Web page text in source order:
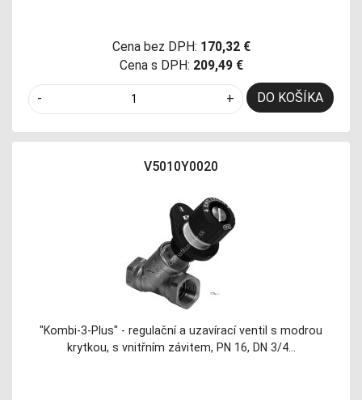
Cena bez DPH: 170,32 €
Cena s DPH: 209,49 €
- + DO KOŠÍKA
V5010Y0020
"Kombi-3-Plus" - regulační a uzavírací ventil s modrou
krytkou, s vnitřním závitem, PN 16, DN 3/4…